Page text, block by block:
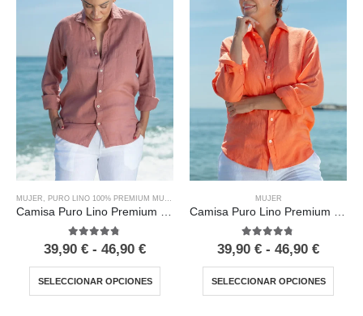
MUJER , PURO LINO 100% PREMIUM MUJER
Camisa Puro Lino Premium Maquillaje Mujer
4.67 out of 5
39,90 € - 46,90 €
SELECCIONAR OPCIONES
MUJER
4.67 out of 5
39,90 € - 46,90 €
SELECCIONAR OPCIONES